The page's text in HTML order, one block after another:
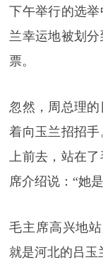
下午举行的选
兰幸运地被划
票。
忽然，周总理
着向玉兰招招
上前去，站在
席介绍说：“她
毛主席高兴地
就是河北的吕玉